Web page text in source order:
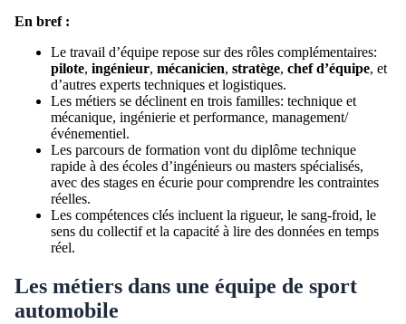
En bref :
Le travail d’équipe repose sur des rôles complémentaires:
pilote, ingénieur, mécanicien, stratège, chef d’équipe, et
d’autres experts techniques et logistiques.
Les métiers se déclinent en trois familles: technique et
mécanique, ingénierie et performance, management/
événementiel.
Les parcours de formation vont du diplôme technique
rapide à des écoles d’ingénieurs ou masters spécialisés,
avec des stages en écurie pour comprendre les contraintes
réelles.
Les compétences clés incluent la rigueur, le sang-froid, le
sens du collectif et la capacité à lire des données en temps
réel.
Les métiers dans une équipe de sport
automobile